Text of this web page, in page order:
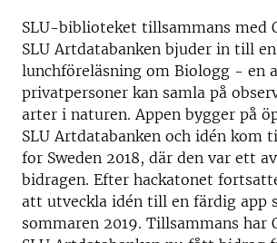
SLU-biblioteket tillsammans med
SLU Artdatabanken bjuder in till en
lunchföreläsning om Biologg - en
privatpersoner kan samla på
arter i naturen. Appen bygger på
SLU Artdatabanken och idén kom
for Sweden 2018, där den var ett
bidragen. Efter hackatonet
att utveckla idén till en färdig app
sommaren 2019. Tillsammans har